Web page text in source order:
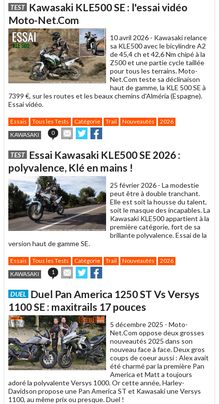
à
un
ami
TEST Kawasaki KLE500 SE : l'essai vidéo
Moto-Net.Com
10 avril 2026 - Kawasaki relance
sa KLE500 avec le bicylindre A2
de 45,4 ch et 42,6 Nm chipé à la
Z500 et une partie cycle taillée
pour tous les terrains. Moto-
Net.Com teste sa déclinaison
haut de gamme, la KLE 500 SE à
7399 €, sur les routes et les beaux chemins d'Alméria (Espagne).
Essai vidéo.
Essais Tous les Tests Catégorie Trail Nouveautés
2026
KAWASAKI
0
Envoyer
cet
à
un
ami
Partager
sur sur
TEST Essai Kawasaki KLE500 SE 2026 :
polyvalence, Klé en mains !
25 février 2026 - La modestie
peut être à double tranchant.
Elle est soit la housse du talent,
soit le masque des incapables. La
Kawasaki KLE500 appartient à la
première catégorie, fort de sa
brillante polyvalence. Essai de la
version haut de gamme SE.
Essais Tous les Tests Catégorie Trail Nouveautés
2026
KAWASAKI
1
Envoyer
cet
à
un
ami
Partager
sur sur
DUEL
Duel Pan America 1250 ST Vs Versys
1100 SE : maxitrails 17 pouces
5 décembre 2025 - Moto-
Net.Com oppose deux grosses
nouveautés 2025 dans son
nouveau face à face. Deux gros
coups de coeur aussi : Alex avait
été charmé par la première Pan
America et Matt a toujours
adoré la polyvalente Versys 1000. Or cette année, Harley-
Davidson propose une Pan America ST et Kawasaki une Versys
1100, au même prix ou presque. Duel !